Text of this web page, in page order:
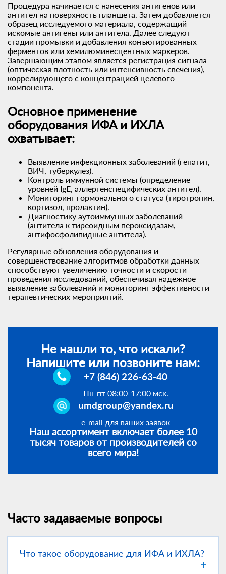
Процедура начинается с нанесения антигенов или
антител на поверхность планшета. Затем добавляется
образец исследуемого материала, содержащий
искомые антигены или антитела. Далее следуют
стадии промывки и добавления конъюгированных
ферментов или хемилюминесцентных маркеров.
Завершающим этапом является регистрация сигнала
(оптическая плотность или интенсивность свечения),
коррелирующего с концентрацией целевого
компонента.
Основное применение
оборудования ИФА и ИХЛА
охватывает:
Выявление инфекционных заболеваний (гепатит,
ВИЧ, туберкулез).
Контроль иммунной системы (определение
уровней IgE, аллергенспецифических антител).
Мониторинг гормонального статуса (тиротропин,
кортизол, пролактин).
Диагностику аутоиммунных заболеваний
(антитела к тиреоидным пероксидазам,
антифосфолипидные антитела).
Регулярные обновления оборудования и
совершенствование алгоритмов обработки данных
способствуют увеличению точности и скорости
проведения исследований, обеспечивая надежное
выявление заболеваний и мониторинг эффективности
терапевтических мероприятий.
Не нашли то, что искали?
Напишите или позвоните нам:
+7 (846) 226-63-40
Пн-пт 08:00-17:00 мск.
umdgroup@yandex.ru
e-mail для ваших заявок
Наш ассортимент включает более 10
тысяч товаров от производителей со
всего мира!
Часто задаваемые вопросы
Что такое оборудование для ИФА и ИХЛА?